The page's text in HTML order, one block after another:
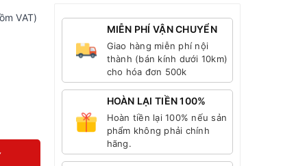
VAT)
MIỄN PHÍ VẬN CHUYỂN
Giao hàng miễn phí nội
thành (bán kính dưới 10km)
cho hóa đơn 500k
HOÀN LẠI TIỀN 100%
Hoàn tiền lại 100% nếu sản
phẩm không phải chính
hãng.